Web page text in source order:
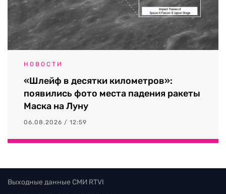
НОВОСТИ
«Шлейф в десятки километров»:
появились фото места падения ракеты
Маска на Луну
06.08.2026 / 12:59
Выходные данные СМИ RTVI